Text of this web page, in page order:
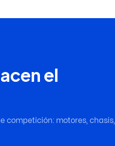
el
competición: motores, chasis,